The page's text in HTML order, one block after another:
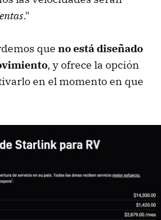
."
que no está diseñado
, y ofrece la opción
en el momento en que